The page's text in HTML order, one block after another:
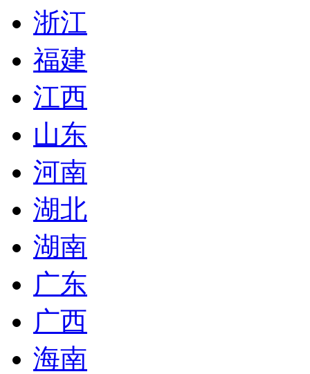
浙江
福建
江西
山东
河南
湖北
湖南
广东
广西
海南